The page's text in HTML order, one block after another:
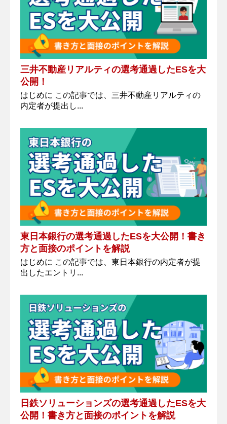
三井不動産リアルティの選考通過したESを大
公開！
はじめに この記事では、三井不動産リアルティの
内定者が提出し...
東日本銀行の選考通過したESを大公開！書き
方と面接のポイントを解説
はじめに この記事では、東日本銀行の内定者が提
出したエントリ...
日鉄ソリューションズの選考通過したESを大
公開！書き方と面接のポイントを解説